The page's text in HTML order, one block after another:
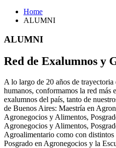
Home
ALUMNI
ALUMNI
Red de Exalumnos y
A lo largo de 20 años de
humanos, conformamos la red más
exalumnos del país, tanto de
de Buenos Aires: Maestría en
Agronegocios y Alimentos,
Agronegocios y Alimentos,
Agroalimentario como con distintos
Posgrado en Agronegocios y la